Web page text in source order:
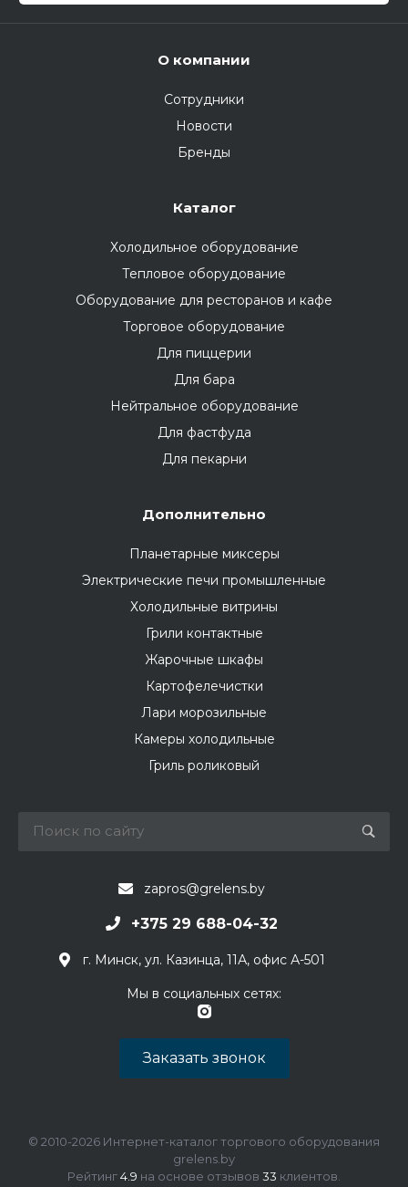
О компании
Сотрудники
Новости
Бренды
Каталог
Холодильное оборудование
Тепловое оборудование
Оборудование для ресторанов и кафе
Торговое оборудование
Для пиццерии
Для бара
Нейтральное оборудование
Для фастфуда
Для пекарни
Дополнительно
Планетарные миксеры
Электрические печи промышленные
Холодильные витрины
Грили контактные
Жарочные шкафы
Картофелечистки
Лари морозильные
Камеры холодильные
Гриль роликовый
zapros@grelens.by
+375 29 688-04-32
г. Минск, ул. Казинца, 11А, офис А-501
Мы в социальных сетях:
Заказать звонок
© 2010-2026 Интернет-каталог торгового оборудования
grelens.by
Рейтинг4.9 на основе отзывов 33 клиентов.